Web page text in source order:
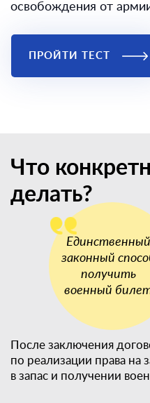
освобождения от
ПРОЙТИ ТЕСТ
Что
делать?
После заключения
по реализации права на
в запас и получении